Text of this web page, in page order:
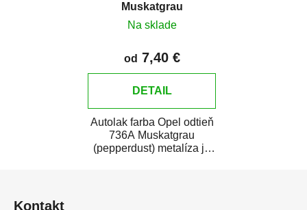
Muskatgrau
(pepperdust) metalíza
Na sklade
od 7,40 €
DETAIL
Autolak farba Opel odtieň
736A Muskatgrau
(pepperdust) metalíza je
Kontakt